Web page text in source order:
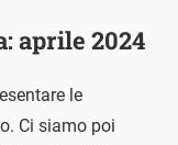
aprile 2024
le
Ci siamo poi